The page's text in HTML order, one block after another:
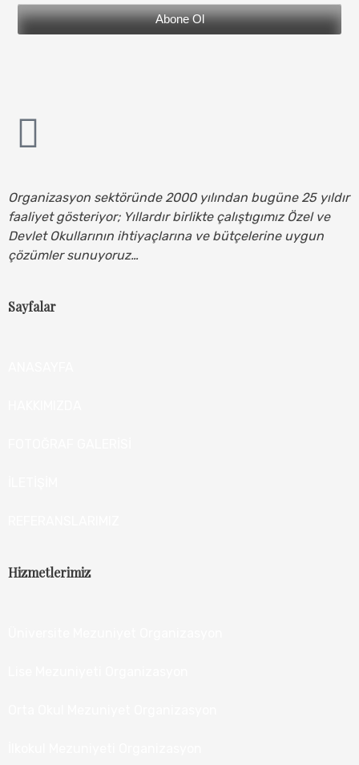
Organizasyon sektöründe 2000 yılından bugüne 25 yıldır
faaliyet gösteriyor; Yıllardır birlikte çalıştıgımız Özel ve
Devlet Okullarının ihtiyaçlarına ve bütçelerine uygun
çözümler sunuyoruz…
Sayfalar
Hizmetlerimiz